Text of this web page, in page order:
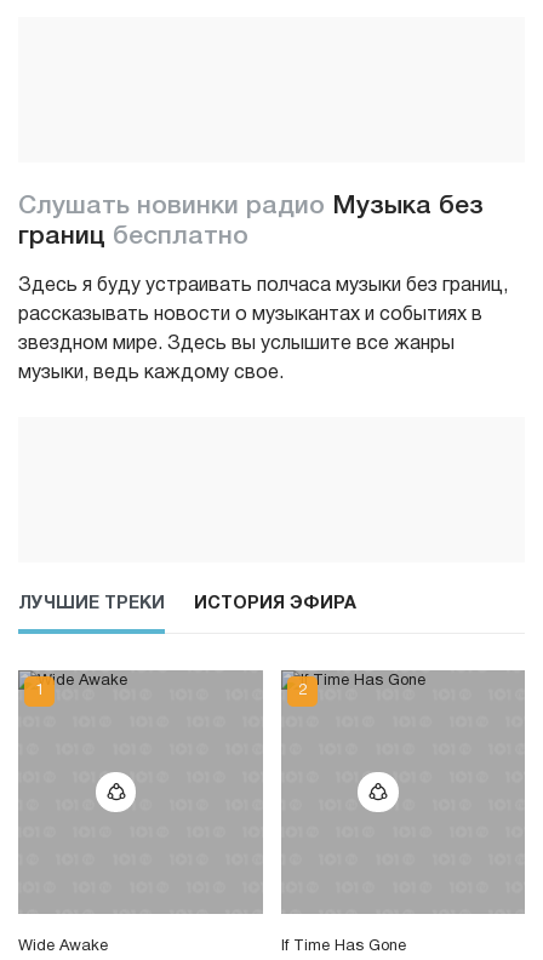
Слушать новинки радио Музыка без
границ бесплатно
Здесь я буду устраивать полчаса музыки без границ,
рассказывать новости о музыкантах и событиях в
звездном мире. Здесь вы услышите все жанры
музыки, ведь каждому свое.
ЛУЧШИЕ ТРЕКИ ИСТОРИЯ ЭФИРА
Wide Awake
If Time Has Gone